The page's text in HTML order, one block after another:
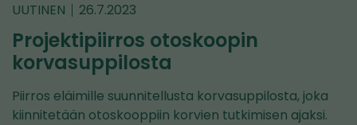
UUTINEN 26.7.2023
Projektipiirros otoskoopin
korvasuppilosta
Piirros eläimille suunnitellusta korvasuppilosta, joka
kiinnitetään otoskooppiin korvien tutkimisen ajaksi.